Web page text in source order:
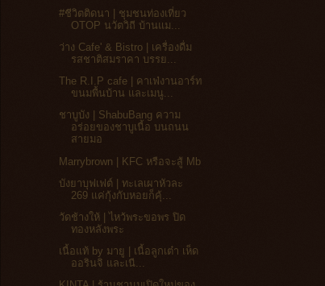
#ชีวิตติดนา | ชุมชนท่องเที่ยว
OTOP นวัตวิถี บ้านแม...
ว่าง Cafe' & Bistro | เครื่องดื่ม
รสชาติสมราคา บรรย...
The R.I.P cafe | คาเฟ่งานอาร์ท
ขนมพื้นบ้าน และเมนู...
ชาบูบัง | ShabuBang ความ
อร่อยของชาบูเนื้อ บนถนน
สายมอ
Marrybrown | KFC หรือจะสู้ Mb
บังยาบุฟเฟต์ | ทะเลเผาหัวละ
269 แค่กุ้งกับหอยก็คุ้...
วัดช้างให้ | ไหว้พระขอพร ปิด
ทองหลังพระ
เนื้อแท้ by มายู | เนื้อลูกเต๋า เห็ด
ออรินจิ และเนื...